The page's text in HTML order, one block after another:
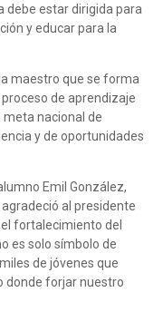
debe estar dirigida para
y educar para la
maestro que se forma
de aprendizaje
nacional de
y de oportunidades
Emil González,
al presidente
fortalecimiento del
es solo símbolo de
de jóvenes que
donde forjar nuestro